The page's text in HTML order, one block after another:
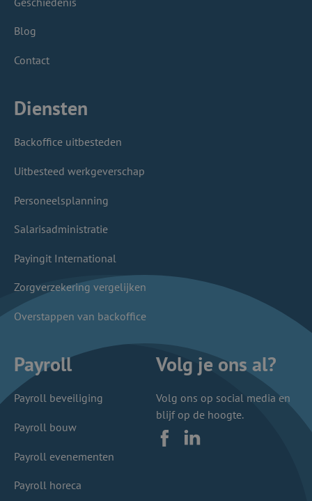
Blog
Contact
Diensten
Backoffice uitbesteden
Uitbesteed werkgeverschap
Personeelsplanning
Salarisadministratie
Payingit International
Zorgverzekering vergelijken
Overstappen van backoffice
Payroll
Payroll beveiliging
Payroll bouw
Payroll evenementen
Payroll horeca
Volg je ons al?
Volg ons op social media en
blijf op de hoogte.
FacebookLinkedIn